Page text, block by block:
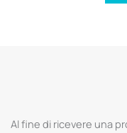
Al fine di ricevere una